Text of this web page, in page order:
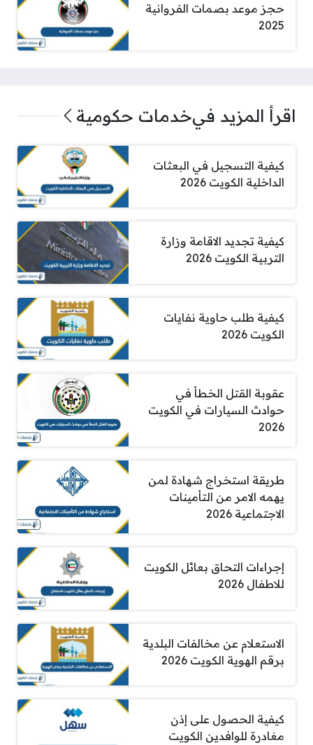
حجز موعد بصمات الفروانية
2025
اقرأ المزيد فيخدمات حكومية
كيفية التسجيل في البعثات
الداخلية الكويت 2026
كيفية تجديد الاقامة وزارة
التربية الكويت 2026
كيفية طلب حاوية نفايات
الكويت 2026
عقوبة القتل الخطأ في
حوادث السيارات في الكويت
2026
طريقة استخراج شهادة لمن
يهمه الامر من التأمينات
الاجتماعية 2026
إجراءات التحاق بعائل الكويت
للاطفال 2026
الاستعلام عن مخالفات البلدية
برقم الهوية الكويت 2026
كيفية الحصول على إذن
مغادرة للوافدين الكويت